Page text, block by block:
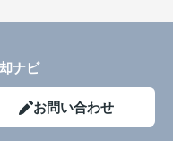
ナビ
お問い合わせ